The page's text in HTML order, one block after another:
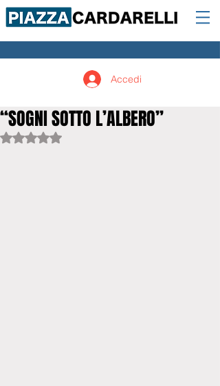
Accedi
“SOGNI SOTTO L’ALBERO”
Valutazione NaN stelle su 5.